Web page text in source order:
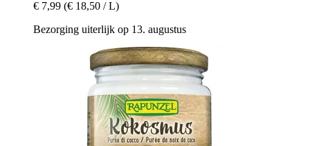
€ 7,99 (€ 18,50 / L)
Bezorging uiterlijk op 13. augustus